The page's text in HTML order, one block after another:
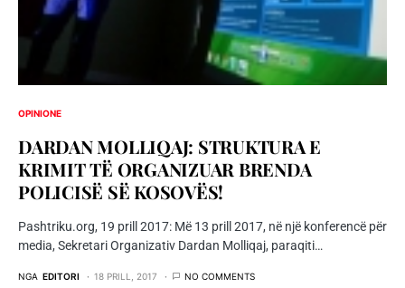
OPINIONE
DARDAN MOLLIQAJ: STRUKTURA E
KRIMIT TË ORGANIZUAR BRENDA
POLICISË SË KOSOVËS!
Pashtriku.org, 19 prill 2017: Më 13 prill 2017, në një konferencë për
media, Sekretari Organizativ Dardan Molliqaj, paraqiti…
NGA EDITORI 18 PRILL, 2017 NO COMMENTS